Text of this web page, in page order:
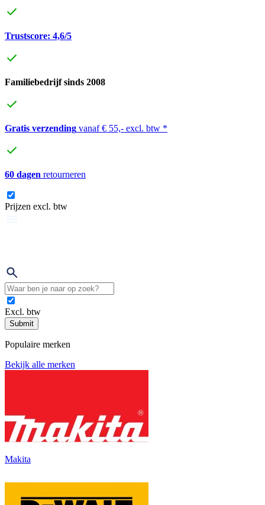
Trustscore: 4,6/5
Familiebedrijf sinds 2008
Gratis verzending vanaf € 55,- excl. btw *
60 dagen retourneren
Prijzen excl. btw
Excl. btw
Submit
Populaire merken
Bekijk alle merken
Makita